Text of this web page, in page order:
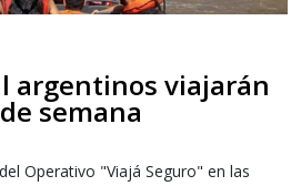
argentinos viajarán
semana
Operativo "Viajá Seguro" en las